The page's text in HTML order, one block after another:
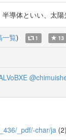
導体といい、太
一覧) 1 13
_pdf/-char/ja (2)